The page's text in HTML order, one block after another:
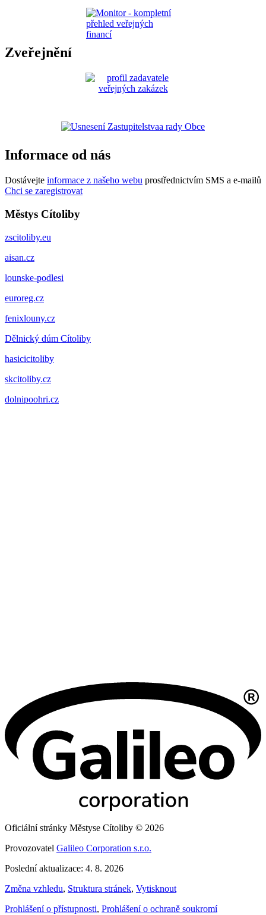
Zveřejnění
Informace od nás
Dostávejte informace z našeho webu prostřednictvím SMS a e-mailů
Chci se zaregistrovat
Městys Cítoliby
zscitoliby.eu
aisan.cz
lounske-podlesi
euroreg.cz
fenixlouny.cz
Dělnický dúm Cítoliby
hasicicitoliby
skcitoliby.cz
dolnipoohri.cz
Oficiální stránky Městyse Cítoliby © 2026
Provozovatel Galileo Corporation s.r.o.
Poslední aktualizace: 4. 8. 2026
Změna vzhledu, Struktura stránek, Vytisknout
Prohlášení o přístupnosti, Prohlášení o ochraně soukromí